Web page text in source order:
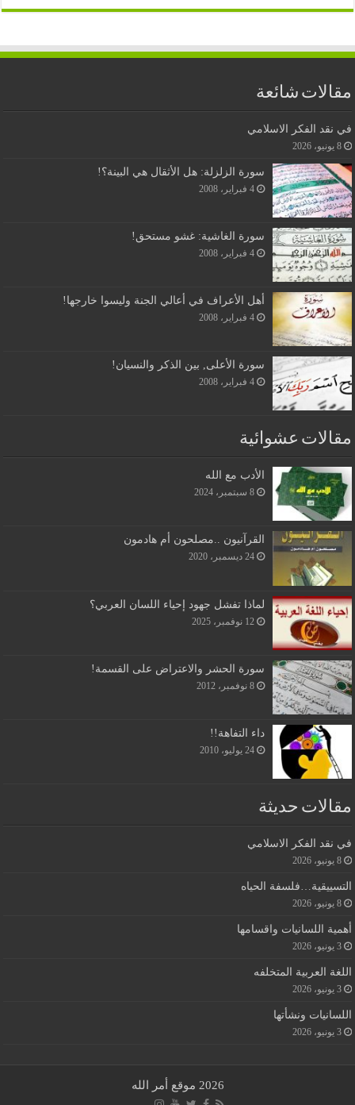
مقالات شائعة
في نقد الفكر الاسلامي
8 يونيو، 2026
سورة الزلزلة: هل الأثقال هي البينة؟!
4 فبراير، 2008
سورة الغاشية: غشو مستحق!
4 فبراير، 2008
أهل الأعراف في أعالي الجنة وليسوا خارجها!
4 فبراير، 2008
سورة الأعلى, بين الذكر والنسيان!
4 فبراير، 2008
مقالات عشوائية
الأدب مع الله
8 سبتمبر، 2024
القرآنيون ..مصلحون أم هادمون
24 ديسمبر، 2020
لماذا تفشل جهود إحياء اللسان العربي؟
12 نوفمبر، 2025
سورة الحشر والاعتراض على القسمة!
8 نوفمبر، 2012
داء التفاهة!!
24 يوليو، 2010
مقالات حديثة
في نقد الفكر الاسلامي
8 يونيو، 2026
التسييقية…فلسفة الحياه
8 يونيو، 2026
أهمية اللسانيات واقسامها
3 يونيو، 2026
اللغة العربية المتخلفه
3 يونيو، 2026
اللسانيات ونشأتها
3 يونيو، 2026
2026 موقع أمر الله